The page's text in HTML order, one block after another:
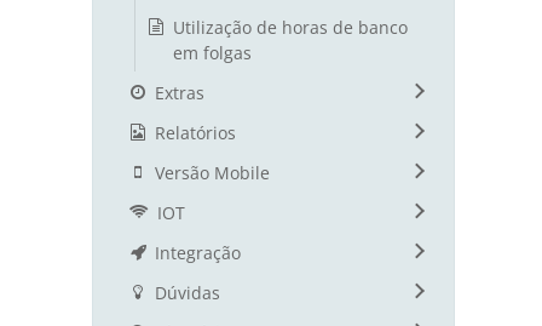
Utilização de horas de banco
em folgas
Extras
Relatórios
Versão Mobile
IOT
Integração
Dúvidas